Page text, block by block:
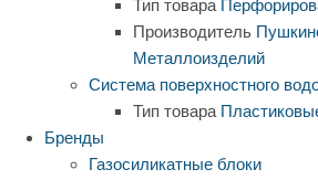
Тип товара
Производитель
Металлоизделий
Система поверхностного
Тип товара
Бренды
Газосиликатные блоки